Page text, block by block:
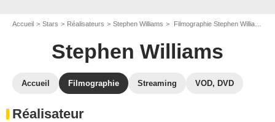
Accueil Stars Réalisateurs Stephen Williams Filmographie Stephen Williams
Stephen Williams
Accueil Filmographie Streaming VOD, DVD
Réalisateur